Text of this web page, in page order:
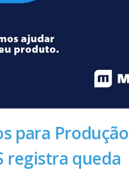
para Produção
registra queda